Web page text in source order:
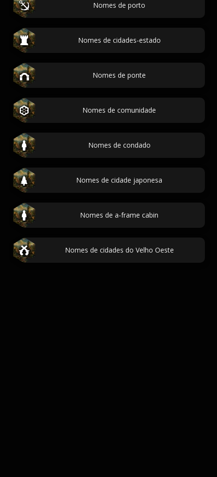
Nomes de porto
Nomes de cidades-estado
Nomes de ponte
Nomes de comunidade
Nomes de condado
Nomes de cidade japonesa
Nomes de a-frame cabin
Nomes de cidades do Velho Oeste